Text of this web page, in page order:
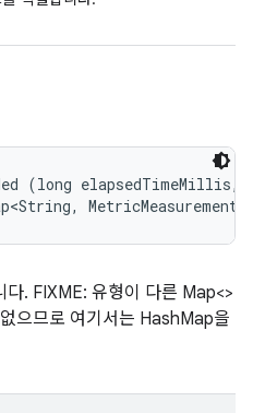
(long elapsedTimeMillis,
. FIXME: 유형이 다른 Map<>
으므로 여기서는 HashMap을